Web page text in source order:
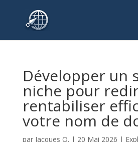
Développer un
niche pour
rentabiliser
votre nom de
par Jacques Q. | 20 Mai 2026 |